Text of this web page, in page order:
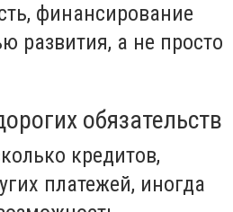
финансирование
развития, а не просто
обязательств
кредитов,
платежей, иногда